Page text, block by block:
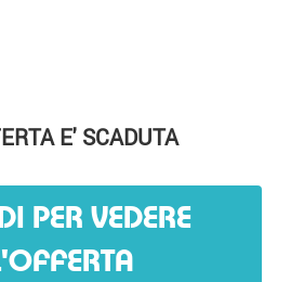
E' SCADUTA
PER VEDERE